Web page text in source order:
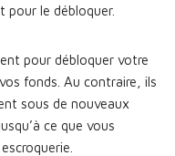
pour le débloquer.
pour débloquer votre
fonds. Au contraire, ils
sous de nouveaux
ce que vous